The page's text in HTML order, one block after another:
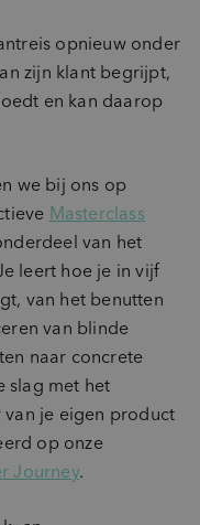
opnieuw onder
zijn klant begrijpt,
en kan daarop
we bij ons op
Masterclass
van het
leert hoe je in vijf
van het benutten
van blinde
naar concrete
slag met het
van je eigen product
op onze
Journey.